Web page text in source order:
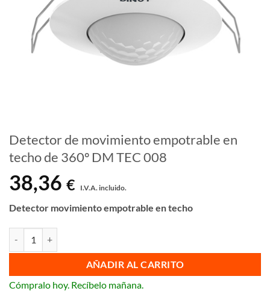
Detector de movimiento empotrable en
techo de 360º DM TEC 008
38,36 € I.V.A. incluido.
Detector movimiento empotrable en techo
AÑADIR AL CARRITO
Cómpralo hoy. Recíbelo mañana.